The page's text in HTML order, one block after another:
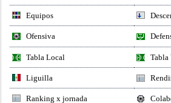
Equipos
Ofensiva
Tabla Local Tabla
Liguilla
Ranking x jornada